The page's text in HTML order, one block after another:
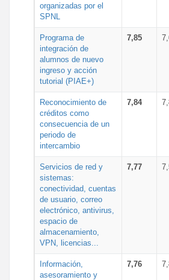
organizadas por el
SPNL
Programa de
integración de
alumnos de nuevo
ingreso y acción
tutorial (PIAE+)
7,85
Reconocimiento de
créditos como
consecuencia de un
periodo de
intercambio
7,84
Servicios de red y
sistemas:
conectividad, cuentas
de usuario, correo
electrónico, antivirus,
espacio de
almacenamiento,
VPN, licencias...
7,77
Información,
asesoramiento y
7,76